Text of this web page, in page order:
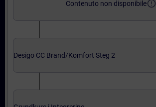
Contenuto non disponibileerror_outline
Desigo CC Brand/Komfort Steg 2